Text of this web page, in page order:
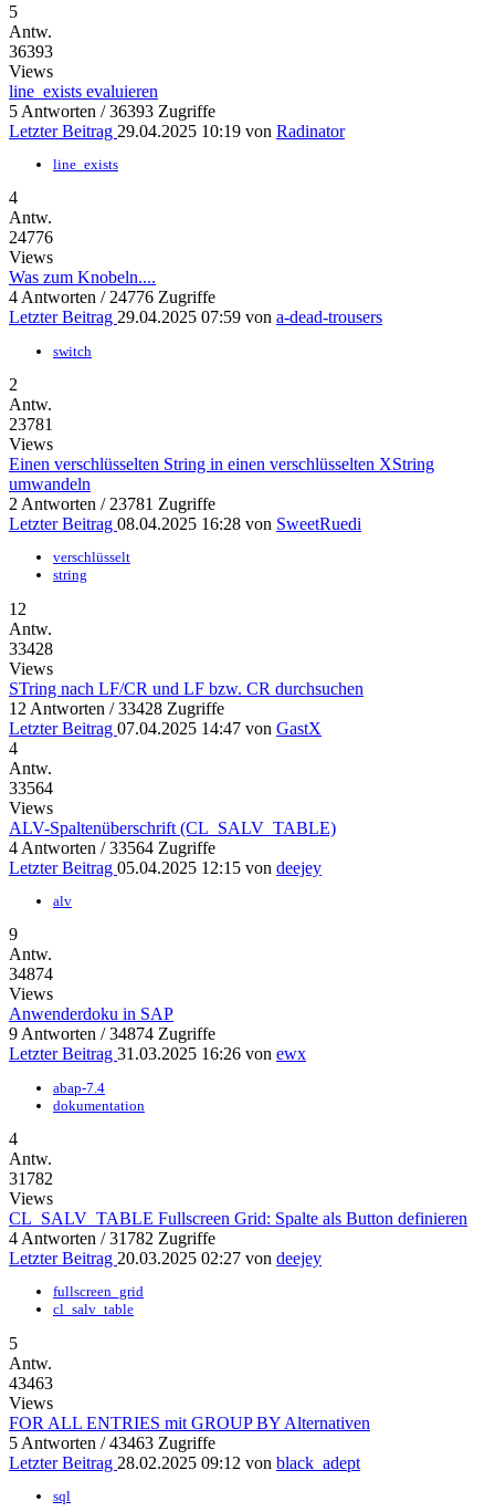
5
Antw.
36393
Views
line_exists evaluieren
5 Antworten / 36393 Zugriffe
Letzter Beitrag 29.04.2025 10:19 von Radinator
line_exists
4
Antw.
24776
Views
Was zum Knobeln....
4 Antworten / 24776 Zugriffe
Letzter Beitrag 29.04.2025 07:59 von a-dead-trousers
switch
2
Antw.
23781
Views
Einen verschlüsselten String in einen verschlüsselten XString
umwandeln
2 Antworten / 23781 Zugriffe
Letzter Beitrag 08.04.2025 16:28 von SweetRuedi
verschlüsselt
string
12
Antw.
33428
Views
STring nach LF/CR und LF bzw. CR durchsuchen
12 Antworten / 33428 Zugriffe
Letzter Beitrag 07.04.2025 14:47 von GastX
4
Antw.
33564
Views
ALV-Spaltenüberschrift (CL_SALV_TABLE)
4 Antworten / 33564 Zugriffe
Letzter Beitrag 05.04.2025 12:15 von deejey
alv
9
Antw.
34874
Views
Anwenderdoku in SAP
9 Antworten / 34874 Zugriffe
Letzter Beitrag 31.03.2025 16:26 von ewx
abap-7.4
dokumentation
4
Antw.
31782
Views
CL_SALV_TABLE Fullscreen Grid: Spalte als Button definieren
4 Antworten / 31782 Zugriffe
Letzter Beitrag 20.03.2025 02:27 von deejey
fullscreen_grid
cl_salv_table
5
Antw.
43463
Views
FOR ALL ENTRIES mit GROUP BY Alternativen
5 Antworten / 43463 Zugriffe
Letzter Beitrag 28.02.2025 09:12 von black_adept
sql